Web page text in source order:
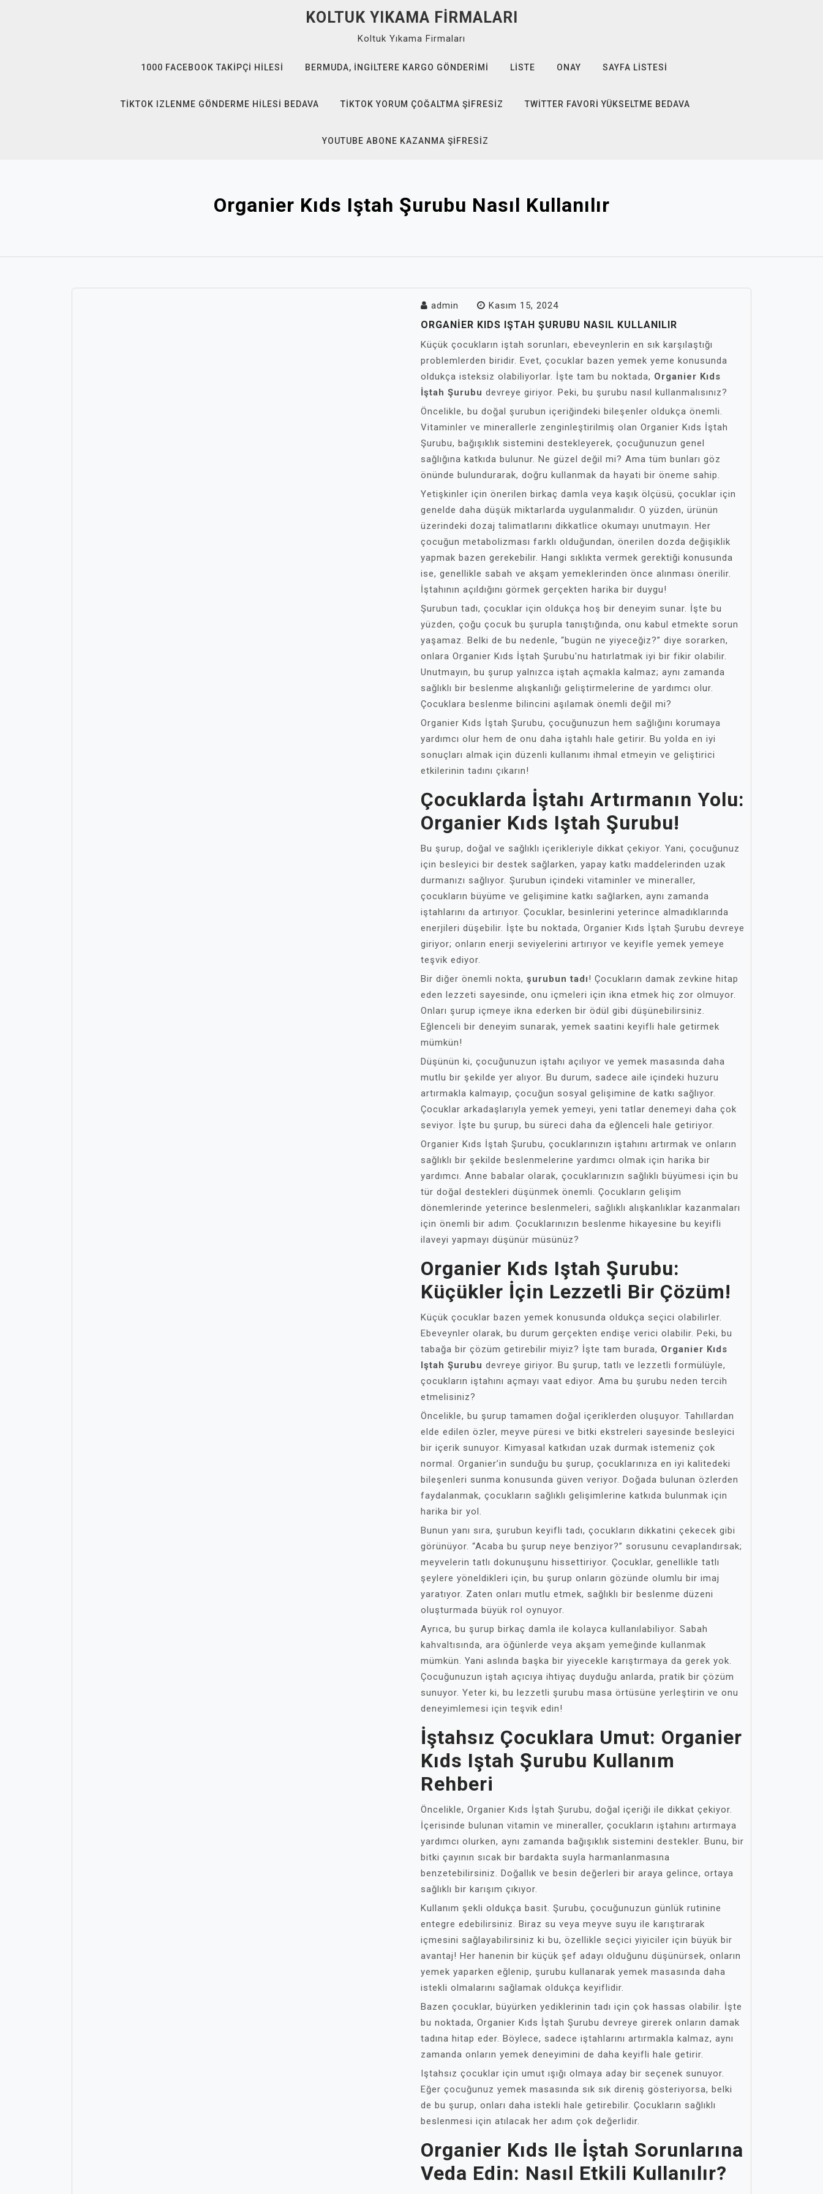
KOLTUK YIKAMA FIRMALARI
Koltuk Yıkama Firmaları
1000 FACEBOOK TAKIPÇI HILESI BERMUDA, İNGILTERE KARGO GÖNDERIMI LISTE ONAY SAYFA LISTESI
TIKTOK IZLENME GÖNDERME HILESI BEDAVA TIKTOK YORUM ÇOĞALTMA ŞIFRESIZ TWITTER FAVORI YÜKSELTME BEDAVA
YOUTUBE ABONE KAZANMA ŞIFRESIZ
Organier Kıds Iştah Şurubu Nasıl Kullanılır
admin Kasım 15, 2024
ORGANIER KIDS IŞTAH ŞURUBU NASIL KULLANILIR
Küçük çocukların iştah sorunları, ebeveynlerin en sık karşılaştığı
problemlerden biridir. Evet, çocuklar bazen yemek yeme konusunda
oldukça isteksiz olabiliyorlar. İşte tam bu noktada, Organier Kıds
İştah Şurubu devreye giriyor. Peki, bu şurubu nasıl kullanmalısınız?
Öncelikle, bu doğal şurubun içeriğindeki bileşenler oldukça önemli.
Vitaminler ve minerallerle zenginleştirilmiş olan Organier Kıds İştah
Şurubu, bağışıklık sistemini destekleyerek, çocuğunuzun genel
sağlığına katkıda bulunur. Ne güzel değil mi? Ama tüm bunları göz
önünde bulundurarak, doğru kullanmak da hayati bir öneme sahip.
Yetişkinler için önerilen birkaç damla veya kaşık ölçüsü, çocuklar için
genelde daha düşük miktarlarda uygulanmalıdır. O yüzden, ürünün
üzerindeki dozaj talimatlarını dikkatlice okumayı unutmayın. Her
çocuğun metabolizması farklı olduğundan, önerilen dozda değişiklik
yapmak bazen gerekebilir. Hangi sıklıkta vermek gerektiği konusunda
ise, genellikle sabah ve akşam yemeklerinden önce alınması önerilir.
İştahının açıldığını görmek gerçekten harika bir duygu!
Şurubun tadı, çocuklar için oldukça hoş bir deneyim sunar. İşte bu
yüzden, çoğu çocuk bu şurupla tanıştığında, onu kabul etmekte sorun
yaşamaz. Belki de bu nedenle, “bugün ne yiyeceğiz?” diye sorarken,
onlara Organier Kıds İştah Şurubu'nu hatırlatmak iyi bir fikir olabilir.
Unutmayın, bu şurup yalnızca iştah açmakla kalmaz; aynı zamanda
sağlıklı bir beslenme alışkanlığı geliştirmelerine de yardımcı olur.
Çocuklara beslenme bilincini aşılamak önemli değil mi?
Organier Kıds İştah Şurubu, çocuğunuzun hem sağlığını korumaya
yardımcı olur hem de onu daha iştahlı hale getirir. Bu yolda en iyi
sonuçları almak için düzenli kullanımı ihmal etmeyin ve geliştirici
etkilerinin tadını çıkarın!
Çocuklarda İştahı Artırmanın Yolu:
Organier Kıds Iştah Şurubu!
Bu şurup, doğal ve sağlıklı içerikleriyle dikkat çekiyor. Yani, çocuğunuz
için besleyici bir destek sağlarken, yapay katkı maddelerinden uzak
durmanızı sağlıyor. Şurubun içindeki vitaminler ve mineraller,
çocukların büyüme ve gelişimine katkı sağlarken, aynı zamanda
iştahlarını da artırıyor. Çocuklar, besinlerini yeterince almadıklarında
enerjileri düşebilir. İşte bu noktada, Organier Kıds İştah Şurubu devreye
giriyor; onların enerji seviyelerini artırıyor ve keyifle yemek yemeye
teşvik ediyor.
Bir diğer önemli nokta, şurubun tadı! Çocukların damak zevkine hitap
eden lezzeti sayesinde, onu içmeleri için ikna etmek hiç zor olmuyor.
Onları şurup içmeye ikna ederken bir ödül gibi düşünebilirsiniz.
Eğlenceli bir deneyim sunarak, yemek saatini keyifli hale getirmek
mümkün!
Düşünün ki, çocuğunuzun iştahı açılıyor ve yemek masasında daha
mutlu bir şekilde yer alıyor. Bu durum, sadece aile içindeki huzuru
artırmakla kalmayıp, çocuğun sosyal gelişimine de katkı sağlıyor.
Çocuklar arkadaşlarıyla yemek yemeyi, yeni tatlar denemeyi daha çok
seviyor. İşte bu şurup, bu süreci daha da eğlenceli hale getiriyor.
Organier Kıds İştah Şurubu, çocuklarınızın iştahını artırmak ve onların
sağlıklı bir şekilde beslenmelerine yardımcı olmak için harika bir
yardımcı. Anne babalar olarak, çocuklarınızın sağlıklı büyümesi için bu
tür doğal destekleri düşünmek önemli. Çocukların gelişim
dönemlerinde yeterince beslenmeleri, sağlıklı alışkanlıklar kazanmaları
için önemli bir adım. Çocuklarınızın beslenme hikayesine bu keyifli
ilaveyi yapmayı düşünür müsünüz?
Organier Kıds Iştah Şurubu:
Küçükler İçin Lezzetli Bir Çözüm!
Küçük çocuklar bazen yemek konusunda oldukça seçici olabilirler.
Ebeveynler olarak, bu durum gerçekten endişe verici olabilir. Peki, bu
tabağa bir çözüm getirebilir miyiz? İşte tam burada, Organier Kıds
Iştah Şurubu devreye giriyor. Bu şurup, tatlı ve lezzetli formülüyle,
çocukların iştahını açmayı vaat ediyor. Ama bu şurubu neden tercih
etmelisiniz?
Öncelikle, bu şurup tamamen doğal içeriklerden oluşuyor. Tahıllardan
elde edilen özler, meyve püresi ve bitki ekstreleri sayesinde besleyici
bir içerik sunuyor. Kimyasal katkıdan uzak durmak istemeniz çok
normal. Organier’in sunduğu bu şurup, çocuklarınıza en iyi kalitedeki
bileşenleri sunma konusunda güven veriyor. Doğada bulunan özlerden
faydalanmak, çocukların sağlıklı gelişimlerine katkıda bulunmak için
harika bir yol.
Bunun yanı sıra, şurubun keyifli tadı, çocukların dikkatini çekecek gibi
görünüyor. “Acaba bu şurup neye benziyor?” sorusunu cevaplandırsak;
meyvelerin tatlı dokunuşunu hissettiriyor. Çocuklar, genellikle tatlı
şeylere yöneldikleri için, bu şurup onların gözünde olumlu bir imaj
yaratıyor. Zaten onları mutlu etmek, sağlıklı bir beslenme düzeni
oluşturmada büyük rol oynuyor.
Ayrıca, bu şurup birkaç damla ile kolayca kullanılabiliyor. Sabah
kahvaltısında, ara öğünlerde veya akşam yemeğinde kullanmak
mümkün. Yani aslında başka bir yiyecekle karıştırmaya da gerek yok.
Çocuğunuzun iştah açıcıya ihtiyaç duyduğu anlarda, pratik bir çözüm
sunuyor. Yeter ki, bu lezzetli şurubu masa örtüsüne yerleştirin ve onu
deneyimlemesi için teşvik edin!
İştahsız Çocuklara Umut: Organier
Kıds Iştah Şurubu Kullanım
Rehberi
Öncelikle, Organier Kıds İştah Şurubu, doğal içeriği ile dikkat çekiyor.
İçerisinde bulunan vitamin ve mineraller, çocukların iştahını artırmaya
yardımcı olurken, aynı zamanda bağışıklık sistemini destekler. Bunu, bir
bitki çayının sıcak bir bardakta suyla harmanlanmasına
benzetebilirsiniz. Doğallık ve besin değerleri bir araya gelince, ortaya
sağlıklı bir karışım çıkıyor.
Kullanım şekli oldukça basit. Şurubu, çocuğunuzun günlük rutinine
entegre edebilirsiniz. Biraz su veya meyve suyu ile karıştırarak
içmesini sağlayabilirsiniz ki bu, özellikle seçici yiyiciler için büyük bir
avantaj! Her hanenin bir küçük şef adayı olduğunu düşünürsek, onların
yemek yaparken eğlenip, şurubu kullanarak yemek masasında daha
istekli olmalarını sağlamak oldukça keyiflidir.
Bazen çocuklar, büyürken yediklerinin tadı için çok hassas olabilir. İşte
bu noktada, Organier Kıds İştah Şurubu devreye girerek onların damak
tadına hitap eder. Böylece, sadece iştahlarını artırmakla kalmaz, aynı
zamanda onların yemek deneyimini de daha keyifli hale getirir.
Iştahsız çocuklar için umut ışığı olmaya aday bir seçenek sunuyor.
Eğer çocuğunuz yemek masasında sık sık direniş gösteriyorsa, belki
de bu şurup, onları daha istekli hale getirebilir. Çocukların sağlıklı
beslenmesi için atılacak her adım çok değerlidir.
Organier Kıds Ile İştah Sorunlarına
Veda Edin: Nasıl Etkili Kullanılır?